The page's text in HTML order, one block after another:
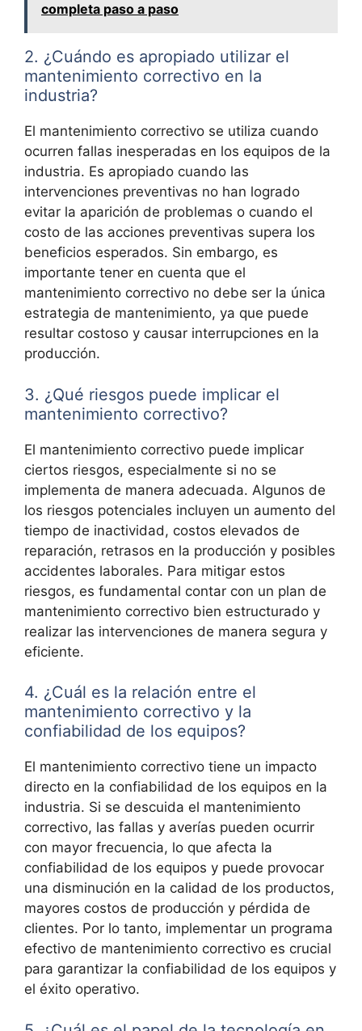
completa paso a paso
2. ¿Cuándo es apropiado utilizar el
mantenimiento correctivo en la
industria?
El mantenimiento correctivo se utiliza cuando
ocurren fallas inesperadas en los equipos de la
industria. Es apropiado cuando las
intervenciones preventivas no han logrado
evitar la aparición de problemas o cuando el
costo de las acciones preventivas supera los
beneficios esperados. Sin embargo, es
importante tener en cuenta que el
mantenimiento correctivo no debe ser la única
estrategia de mantenimiento, ya que puede
resultar costoso y causar interrupciones en la
producción.
3. ¿Qué riesgos puede implicar el
mantenimiento correctivo?
El mantenimiento correctivo puede implicar
ciertos riesgos, especialmente si no se
implementa de manera adecuada. Algunos de
los riesgos potenciales incluyen un aumento del
tiempo de inactividad, costos elevados de
reparación, retrasos en la producción y posibles
accidentes laborales. Para mitigar estos
riesgos, es fundamental contar con un plan de
mantenimiento correctivo bien estructurado y
realizar las intervenciones de manera segura y
eficiente.
4. ¿Cuál es la relación entre el
mantenimiento correctivo y la
confiabilidad de los equipos?
El mantenimiento correctivo tiene un impacto
directo en la confiabilidad de los equipos en la
industria. Si se descuida el mantenimiento
correctivo, las fallas y averías pueden ocurrir
con mayor frecuencia, lo que afecta la
confiabilidad de los equipos y puede provocar
una disminución en la calidad de los productos,
mayores costos de producción y pérdida de
clientes. Por lo tanto, implementar un programa
efectivo de mantenimiento correctivo es crucial
para garantizar la confiabilidad de los equipos y
el éxito operativo.